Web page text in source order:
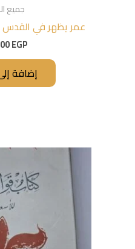
جميع
عمر يظهر في القدس
EGP
إضافة